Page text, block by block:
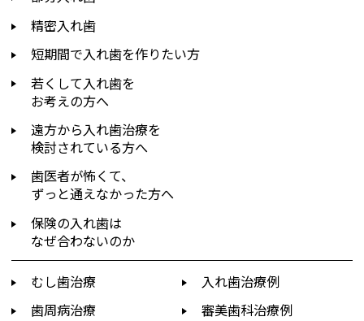
精密入れ歯
短期間で入れ歯を作りたい方
若くして入れ歯を
お考えの方へ
遠方から入れ歯治療を
検討されている方へ
歯医者が怖くて、
ずっと通えなかった方へ
保険の入れ歯は
なぜ合わないのか
むし歯治療
歯周病治療
入れ歯治療例
審美歯科治療例